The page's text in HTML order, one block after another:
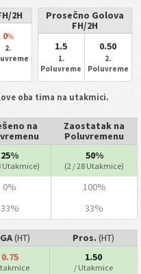
2H
0%
2.
Prosečno Golova
FH/2H
1.5
1.
Poluvreme
0.50
2.
Poluvreme
oba tima na utakmici.
na
Zaostatak na
Poluvremenu
25%
Utakmice)
50%
(2 / 28 Utakmice)
0% 100%
33% 33%
GA(HT) Pros. (HT)
0.75 1.50
/ Utakmice